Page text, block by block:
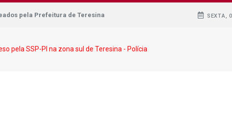
pela Prefeitura de Teresina SEXTA,
pela SSP-PI na zona sul de Teresina - Polícia